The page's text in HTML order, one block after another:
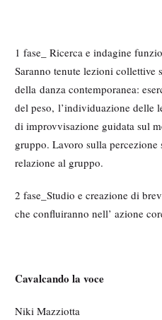
1 fase_ Ricerca e indagine
Saranno tenute lezioni collettive
della danza contemporanea:
del peso, l’individuazione delle
di improvvisazione guidata sul
gruppo. Lavoro sulla
relazione al gruppo.
2 fase_Studio e creazione di
che confluiranno nell’ azione
Cavalcando la voce
Niki Mazziotta